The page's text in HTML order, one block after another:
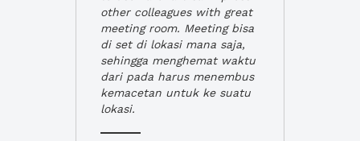
other colleagues with great
meeting room. Meeting bisa
di set di lokasi mana saja,
sehingga menghemat waktu
dari pada harus menembus
kemacetan untuk ke suatu
lokasi.